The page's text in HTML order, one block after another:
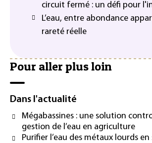
circuit fermé : un défi pour
L’eau, entre abondance
rareté réelle
Pour aller plus loin
Dans l'actualité
Mégabassines : une solution
gestion de l’eau en agriculture
Purifier l’eau des métaux lourds en